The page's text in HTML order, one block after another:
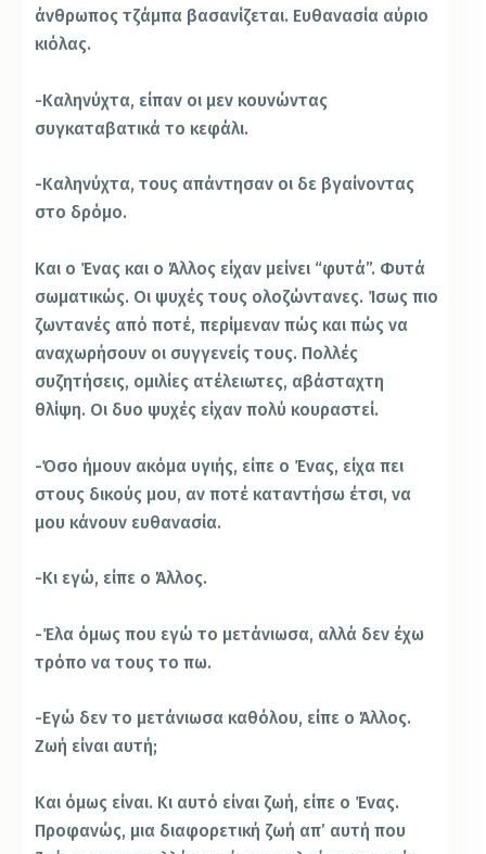
άνθρωπος τζάμπα βασανίζεται. Ευθανασία αύριο
κιόλας.
-Καληνύχτα, είπαν οι μεν κουνώντας
συγκαταβατικά το κεφάλι.
-Καληνύχτα, τους απάντησαν οι δε βγαίνοντας
στο δρόμο.
Και o Ένας και ο Άλλος είχαν μείνει “φυτά”. Φυτά
σωματικώς. Οι ψυχές τους ολοζώντανες. Ίσως πιο
ζωντανές από ποτέ, περίμεναν πώς και πώς να
αναχωρήσουν οι συγγενείς τους. Πολλές
συζητήσεις, ομιλίες ατέλειωτες, αβάσταχτη
θλίψη. Οι δυο ψυχές είχαν πολύ κουραστεί.
-Όσο ήμουν ακόμα υγιής, είπε ο Ένας, είχα πει
στους δικούς μου, αν ποτέ καταντήσω έτσι, να
μου κάνουν ευθανασία.
-Κι εγώ, είπε ο Άλλος.
-Έλα όμως που εγώ το μετάνιωσα, αλλά δεν έχω
τρόπο να τους το πω.
-Εγώ δεν το μετάνιωσα καθόλου, είπε ο Άλλος.
Ζωή είναι αυτή;
Και όμως είναι. Κι αυτό είναι ζωή, είπε ο Ένας.
Προφανώς, μια διαφορετική ζωή απ’ αυτή που